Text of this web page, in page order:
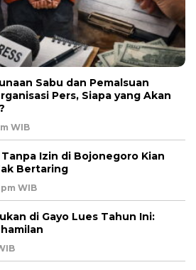
Sabu dan Pemalsuan
Pers, Siapa yang Akan
WIB
Izin di Bojonegoro Kian
Bertaring
WIB
di Gayo Lues Tahun Ini: